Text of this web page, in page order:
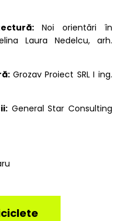
Noi orientări în
Laura Nedelcu, arh.
Grozav Proiect SRL I ing.
General Star Consulting